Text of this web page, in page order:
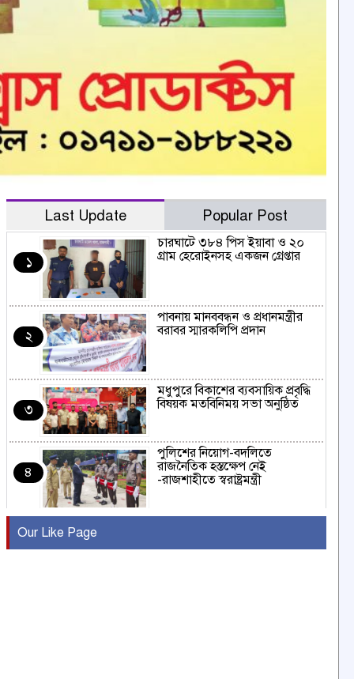
Last Update Popular Post
১
চারঘাটে ৩৮৪ পিস ইয়াবা ও ২০
গ্রাম হেরোইনসহ একজন গ্রেপ্তার
২
পাবনায় মানববন্ধন ও প্রধানমন্ত্রীর
বরাবর স্মারকলিপি প্রদান
৩
মধুপুরে বিকাশের ব্যবসায়িক প্রবৃদ্ধি
বিষয়ক মতবিনিময় সভা অনুষ্ঠিত
৪
পুলিশের নিয়োগ-বদলিতে
রাজনৈতিক হস্তক্ষেপ নেই
-রাজশাহীতে স্বরাষ্ট্রমন্ত্রী
৫
Our Like Page